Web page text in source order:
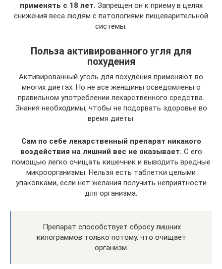
применять с 18 лет. Запрещен он к приему в целях
снижения веса людям с патологиями пищеварительной
системы.
Польза активированного угля для
похудения
Активированный уголь для похудения применяют во
многих диетах. Но не все женщины осведомлены о
правильном употреблении лекарственного средства.
Знания необходимы, чтобы не подорвать здоровье во
время диеты.
Сам по себе лекарственный препарат никакого
воздействия на лишний вес не оказывает. С его
помощью легко очищать кишечник и выводить вредные
микроорганизмы. Нельзя есть таблетки целыми
упаковками, если нет желания получить неприятности
для организма.
Препарат способствует сбросу лишних
килограммов только потому, что очищает
организм.